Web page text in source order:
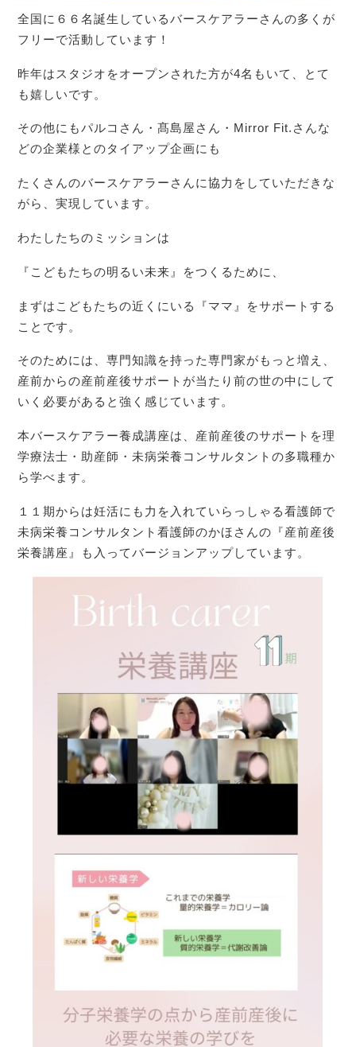
全国に６６名誕生しているバースケアラーさんの多くが
フリーで活動しています！
昨年はスタジオをオープンされた方が4名もいて、とて
も嬉しいです。
その他にもパルコさん・髙島屋さん・Mirror Fit.さんな
どの企業様とのタイアップ企画にも
たくさんのバースケアラーさんに協力をしていただきな
がら、実現しています。
わたしたちのミッションは
『こどもたちの明るい未来』をつくるために、
まずはこどもたちの近くにいる『ママ』をサポートする
ことです。
そのためには、専門知識を持った専門家がもっと増え、
産前からの産前産後サポートが当たり前の世の中にして
いく必要があると強く感じています。
本バースケアラー養成講座は、産前産後のサポートを理
学療法士・助産師・未病栄養コンサルタントの多職種か
ら学べます。
１１期からは妊活にも力を入れていらっしゃる看護師で
未病栄養コンサルタント看護師のかほさんの『産前産後
栄養講座』も入ってバージョンアップしています。